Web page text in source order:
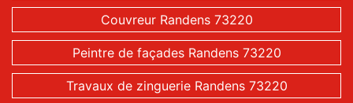
Couvreur Randens 73220
Peintre de façades Randens 73220
Travaux de zinguerie Randens 73220